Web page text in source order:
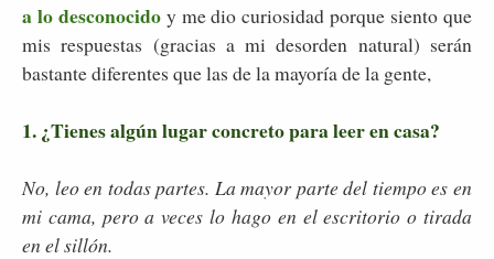
a lo desconocidoy me dio curiosidad porque siento que
mis respuestas (gracias a mi desorden natural) serán
bastante diferentes que las de la mayoría de la gente,
1. ¿Tienes algún lugar concreto para leer en casa?
No, leo en todas partes. La mayor parte del tiempo es en
mi cama, pero a veces lo hago en el escritorio o tirada
en el sillón.